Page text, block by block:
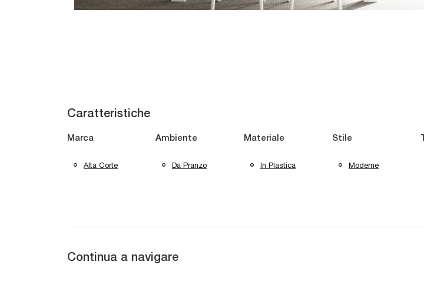
Caratteristiche
Marca
Alta Corte
Ambiente
Da Pranzo
Materiale
In Plastica
Stile
Moderne
Continua a navigare